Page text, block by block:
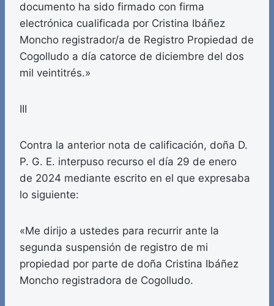
documento ha sido firmado con firma
electrónica cualificada por Cristina Ibáñez
Moncho registrador/a de Registro Propiedad de
Cogolludo a día catorce de diciembre del dos
mil veintitrés.»
III
Contra la anterior nota de calificación, doña D.
P. G. E. interpuso recurso el día 29 de enero
de 2024 mediante escrito en el que expresaba
lo siguiente:
«Me dirijo a ustedes para recurrir ante la
segunda suspensión de registro de mi
propiedad por parte de doña Cristina Ibáñez
Moncho registradora de Cogolludo.